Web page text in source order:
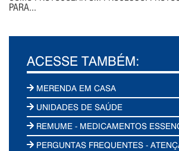
PARA...
ACESSE TAMBÉM:
MERENDA EM CASA
UNIDADES DE SAÚDE
REMUME - MEDICAMENTOS
PERGUNTAS FREQUENTES -